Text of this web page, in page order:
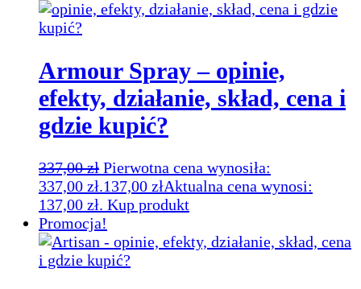
Armour Spray – opinie,
efekty, działanie, skład, cena i
gdzie kupić?
337,00zł Pierwotna cena wynosiła:
337,00 zł.137,00 złAktualna cena wynosi:
137,00 zł. Kup produkt
Promocja!